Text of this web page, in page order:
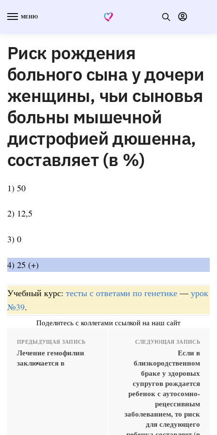
МЕНЮ
Риск рождения
больного сына у дочери
женщины, чьи сыновья
больны мышечной
дистрофией дюшенна,
составляет (в %)
1) 50
2) 12,5
3) 0
4) 25 (+)
Учебный курс: тесты с ответами по генетике — урок
№39.
Поделитесь с коллегами ссылкой на наш сайт
ПРЕДЫДУЩАЯ ЗАПИСЬ
Лечение гемофилии
заключается в
СЛЕДУЮЩАЯ ЗАПИСЬ
Если в
близкородственном
браке у здоровых
супругов рождается
ребенок с аутосомно-
рецессивным
заболеванием, то риск
для следующего